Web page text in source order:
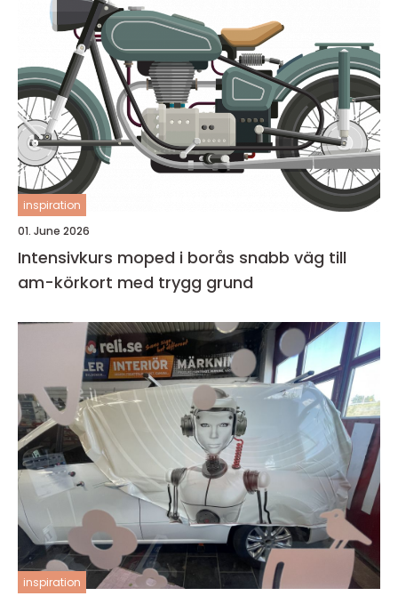
inspiration
01. June 2026
Intensivkurs moped i borås snabb väg till
am-körkort med trygg grund
inspiration